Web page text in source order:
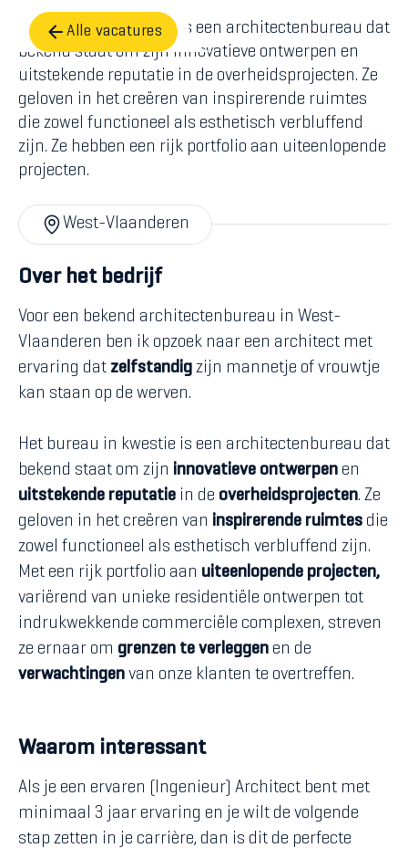
Alle vacatures
Het bureau in kwestie is een architectenbureau dat
bekend staat om zijn innovatieve ontwerpen en
uitstekende reputatie in de overheidsprojecten. Ze
geloven in het creëren van inspirerende ruimtes
die zowel functioneel als esthetisch verbluffend
zijn. Ze hebben een rijk portfolio aan uiteenlopende
projecten.
West-Vlaanderen
Over het bedrijf
Voor een bekend architectenbureau in West-
Vlaanderen ben ik opzoek naar een architect met
ervaring dat zelfstandig zijn mannetje of vrouwtje
kan staan op de werven.
Het bureau in kwestie is een architectenbureau dat
bekend staat om zijn innovatieve ontwerpen en
uitstekende reputatie in de overheidsprojecten. Ze
geloven in het creëren van inspirerende ruimtes die
zowel functioneel als esthetisch verbluffend zijn.
Met een rijk portfolio aan uiteenlopende projecten,
variërend van unieke residentiële ontwerpen tot
indrukwekkende commerciële complexen, streven
ze ernaar om grenzen te verleggen en de
verwachtingen van onze klanten te overtreffen.
Waarom interessant
Als je een ervaren (Ingenieur) Architect bent met
minimaal 3 jaar ervaring en je wilt de volgende
stap zetten in je carrière, dan is dit de perfecte